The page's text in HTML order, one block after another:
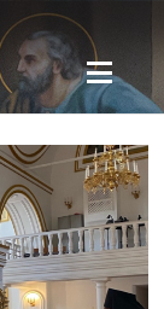
в Ульяновске